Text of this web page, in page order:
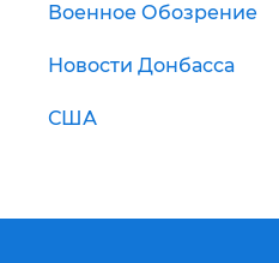
Военное Обозрение
Новости Донбасса
США